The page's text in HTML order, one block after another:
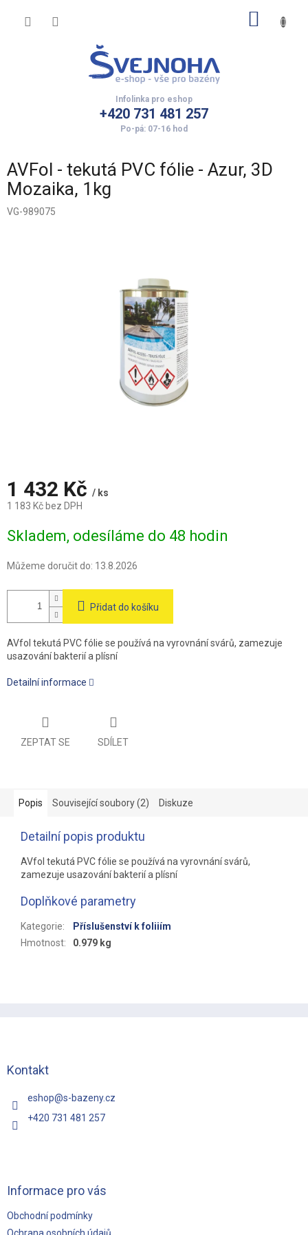
+420 731 481 257
AVFol - tekutá PVC fólie - Azur, 3D
Mozaika, 1kg
VG-989075
1 432 Kč / ks
1 183 Kč bez DPH
cena:
Skladem, odesíláme do 48 hodin
Můžeme doručit do: 13.8.2026
Přidat do košíku
AVfol tekutá PVC fólie se používá na vyrovnání svárů, zamezuje
usazování bakterií a plísní
Detailní informace
ZEPTAT SE SDÍLET
Popis Související soubory (2) Diskuze
Detailní popis produktu
AVfol tekutá PVC fólie se používá na vyrovnání svárů,
zamezuje usazování bakterií a plísní
Doplňkové parametry
Kategorie:
Příslušenství k foliiím
Hmotnost: 0.979 kg
Kontakt
eshop@s-bazeny.cz
+420 731 481 257
Informace pro vás
Obchodní podmínky